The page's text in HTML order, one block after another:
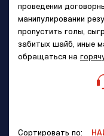
проведении
манипулировании
пропустить голы,
забитых шайб, иные
обращаться на
Сортировать по: